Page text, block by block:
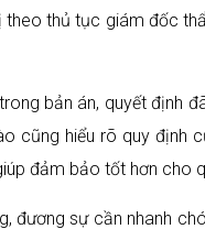
thủ tục giám đốc
bản án, quyết định
cũng hiểu rõ quy định
đảm bảo tốt hơn cho
đương sự cần nhanh